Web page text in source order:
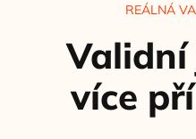
REÁLNÁ
Validní
více